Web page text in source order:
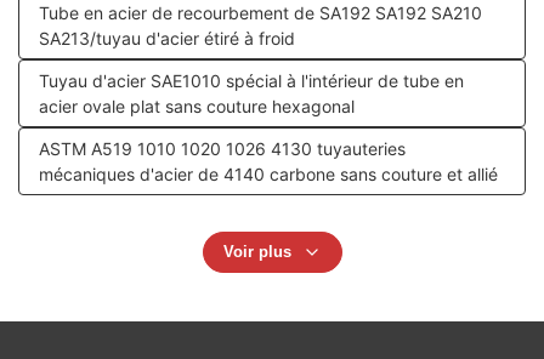
Tube en acier de recourbement de SA192 SA192 SA210
SA213/tuyau d'acier étiré à froid
Tuyau d'acier SAE1010 spécial à l'intérieur de tube en
acier ovale plat sans couture hexagonal
ASTM A519 1010 1020 1026 4130 tuyauteries
mécaniques d'acier de 4140 carbone sans couture et allié
Voir plus